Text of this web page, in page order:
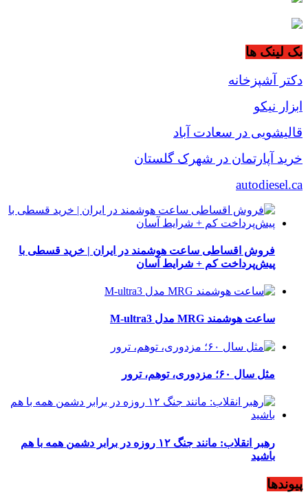
بک لینک ها
دکتر آشپزخانه
ابزار نیکو
قالیشویی در سعادت آباد
خرید آپارتمان در شهرک گلستان
autodiesel.ca
فروش اقساطی ساعت هوشمند در ایران | خرید قسطی با
پیش‌پرداخت کم + شرایط آسان
ساعت هوشمند MRG مدل M-ultra3
مثل سال ۶۰؛ مزدوری، توهم، ترور
رهبر انقلاب: مانند جنگ ۱۲ روزه در برابر دشمن همه با هم
باشید
پیوندها